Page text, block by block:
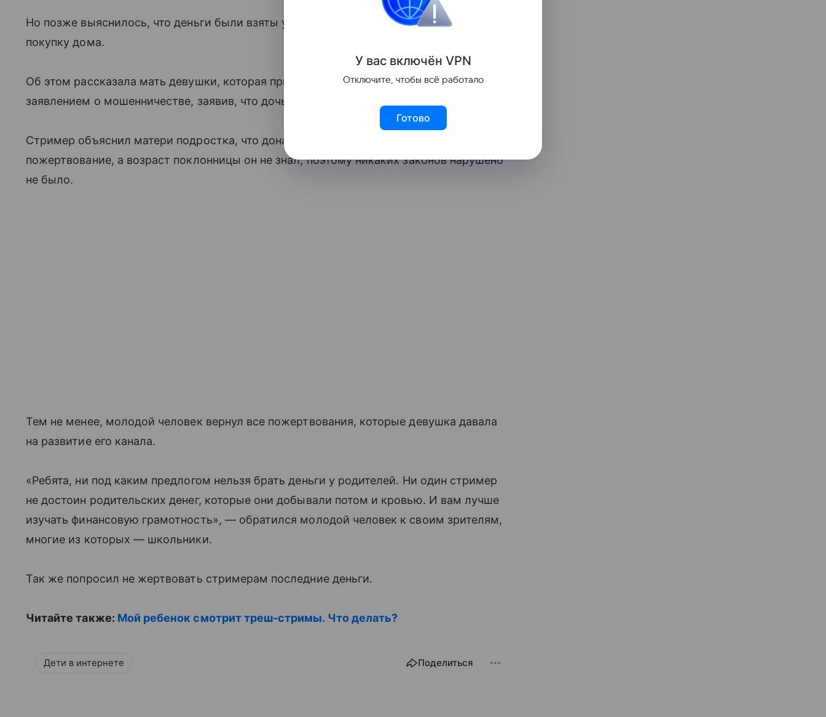
Но позже выяснилось, что деньги были взяты у родителей, которые копили на
покупку дома.
Об этом рассказала мать девушки, которая пригрозила молодому человеку
заявлением о мошенничестве, заявив, что дочь — несовершеннолетняя.
Стример объяснил матери подростка, что донаты — это добровольное
пожертвование, а возраст поклонницы он не знал, поэтому никаких законов нарушено
не было.
Тем не менее, молодой человек вернул все пожертвования, которые девушка давала
на развитие его канала.
«Ребята, ни под каким предлогом нельзя брать деньги у родителей. Ни один стример
не достоин родительских денег, которые они добывали потом и кровью. И вам лучше
изучать финансовую грамотность», — обратился молодой человек к своим зрителям,
многие из которых — школьники.
Так же попросил не жертвовать стримерам последние деньги.
Читайте также: Мой ребенок смотрит треш-стримы. Что делать?
Дети в интернете Поделиться
У вас включён VPN
Отключите, чтобы всё работало
Готово